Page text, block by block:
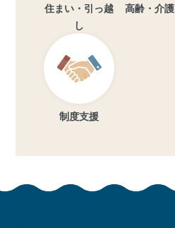
住まい・引っ越
し
高齢・介護
制度支援